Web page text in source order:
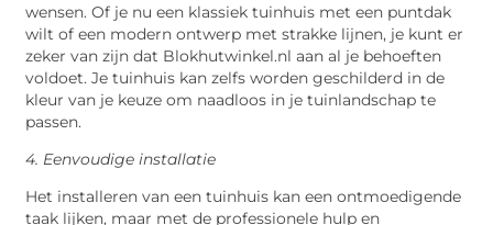
wensen. Of je nu een klassiek tuinhuis met een puntdak
wilt of een modern ontwerp met strakke lijnen, je kunt er
zeker van zijn dat Blokhutwinkel.nl aan al je behoeften
voldoet. Je tuinhuis kan zelfs worden geschilderd in de
kleur van je keuze om naadloos in je tuinlandschap te
passen.
4. Eenvoudige installatie
Het installeren van een tuinhuis kan een ontmoedigende
taak lijken, maar met de professionele hulp en